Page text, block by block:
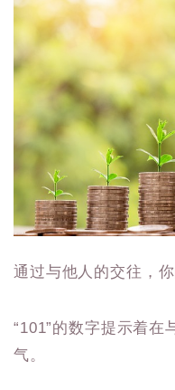
通过与他人的交往，
“101”的数字提示着在
气。